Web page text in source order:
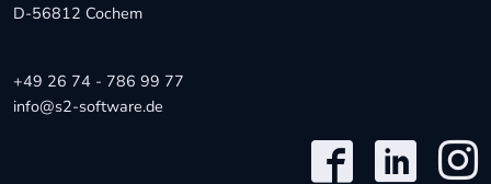
D-56812 Cochem
+49 26 74 - 786 99 77
info@s2-software.de